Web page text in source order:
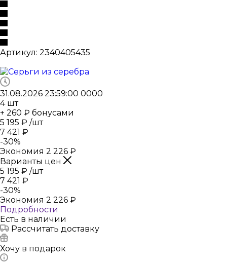
Артикул: 2340405435
31.08.2026 23:59:00 0000
4 шт
+ 260 ₽ бонусами
5 195 ₽ /шт
7 421 ₽
-30%
Экономия 2 226 ₽
Варианты цен
5 195 ₽ /шт
7 421 ₽
-30%
Экономия 2 226 ₽
Подробности
Есть в наличии
Рассчитать доставку
Хочу в подарок